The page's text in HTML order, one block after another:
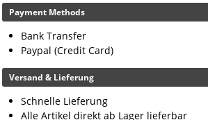
Payment Methods
Bank Transfer
Paypal (Credit Card)
Versand & Lieferung
Schnelle Lieferung
Alle Artikel direkt ab Lager lieferbar